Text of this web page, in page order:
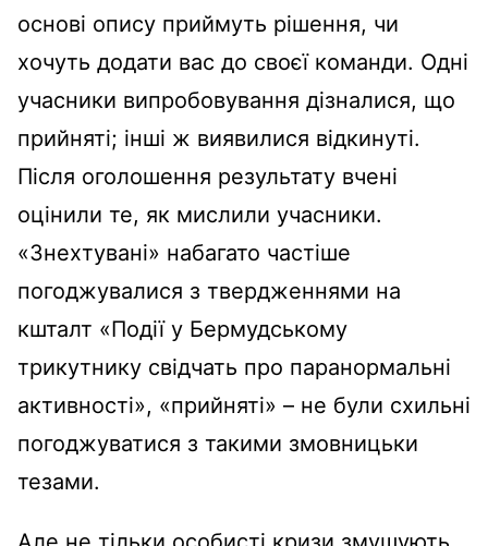
основі опису приймуть рішення, чи
хочуть додати вас до своєї команди. Одні
учасники випробовування дізналися, що
прийняті; інші ж виявилися відкинуті.
Після оголошення результату вчені
оцінили те, як мислили учасники.
«Знехтувані» набагато частіше
погоджувалися з твердженнями на
кшталт «Події у Бермудському
трикутнику свідчать про паранормальні
активності», «прийняті» – не були схильні
погоджуватися з такими змовницьки
тезами.